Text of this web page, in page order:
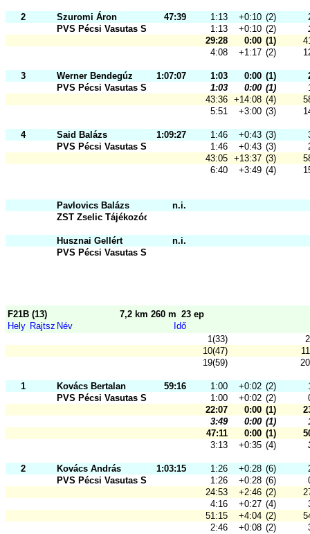
2 Szuromi Áron 47:39 1:13 +0:10 (2)
PVS Pécsi Vasutas Sportkör
1:13 +0:10 (2)
29:28
0:00 (1)
4:08
+1:17 (2)
3 Werner Bendegúz 1:07:07 1:03 0:00 (1)
PVS Pécsi Vasutas Sportkör
1:03 0:00 (1)
43:36 +14:08 (4)
5:51
+3:00 (3)
4 Said Balázs 1:09:27 1:46 +0:43 (3)
PVS Pécsi Vasutas Sportkör
1:46 +0:43 (3)
43:05 +13:37 (3)
6:40
+3:49 (4)
Pavlovics Balázs
n.i.
ZST Zselic Tájékozódási Futó és Sz
Husznai Gellért
n.i.
PVS Pécsi Vasutas Sportkör
F21B (13) 7,2 km 260 m 23 ep
Hely Rajtsz Név
Idő
1(33)
10(47)
19(59)
1 Kovács Bertalan 59:16 1:00 +0:02 (2)
PVS Pécsi Vasutas Sportkör
1:00 +0:02 (2)
22:07
0:00 (1)
3:49
0:00 (1)
47:11
0:00 (1)
3:13
+0:35 (4)
2 Kovács András 1:03:15 1:26 +0:28 (6)
PVS Pécsi Vasutas Sportkör
1:26 +0:28 (6)
24:53
+2:46 (2)
4:16
+0:27 (4)
51:15
+4:04 (2)
2:46
+0:08 (2)